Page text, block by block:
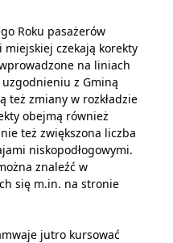
Roku pasażerów
miejskiej czekają korekty
na liniach
z Gminą
też zmiany w rozkładzie
obejmą również
też zwiększona liczba
niskopodłogowymi.
znaleźć w
się m.in. na stronie
jutro kursować